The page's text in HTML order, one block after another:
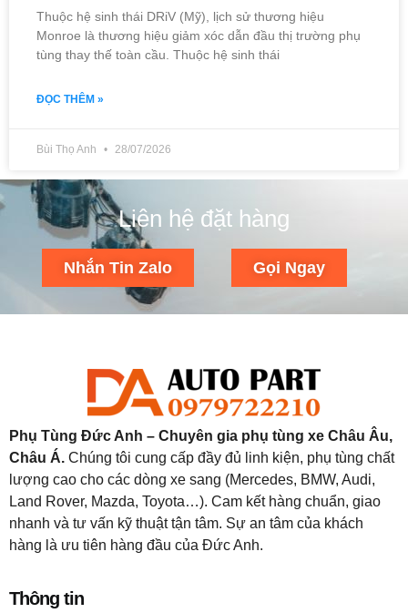
Thuộc hệ sinh thái DRiV (Mỹ), lịch sử thương hiệu
Monroe là thương hiệu giảm xóc dẫn đầu thị trường phụ
tùng thay thế toàn cầu. Thuộc hệ sinh thái
ĐỌC THÊM »
Bùi Thọ Anh 28/07/2026
Liên hệ đặt hàng
Nhắn Tin Zalo Gọi Ngay
Phụ Tùng Đức Anh – Chuyên gia phụ tùng xe Châu Âu,
Châu Á. Chúng tôi cung cấp đầy đủ linh kiện, phụ tùng chất
lượng cao cho các dòng xe sang (Mercedes, BMW, Audi,
Land Rover, Mazda, Toyota…). Cam kết hàng chuẩn, giao
nhanh và tư vấn kỹ thuật tận tâm. Sự an tâm của khách
hàng là ưu tiên hàng đầu của Đức Anh.
Thông tin